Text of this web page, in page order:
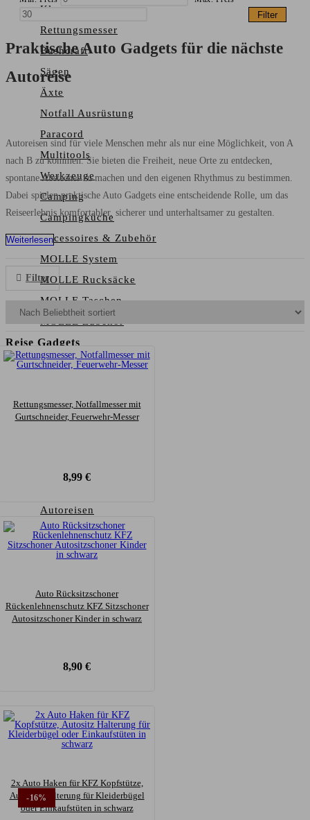
Klappmesser
Rettungsmesser
Bushcraft
Sägen
Äxte
Notfall Ausrüstung
Paracord
Multitools
Werkzeuge
Camping
Campingküche
Accessoires & Zubehör
MOLLE System
MOLLE Rucksäcke
MOLLE Taschen
Reise Gadgets
Reisekomfort
Reisezubehör
Autoreisen
Auto Gadgets
Kofferraum Zubehör
Filter
Praktische Auto Gadgets für die nächste
Autoreise
Autoreisen sind für viele Menschen mehr als nur eine Möglichkeit, von A
nach B zu kommen. Sie bieten die Freiheit, neue Orte zu entdecken,
spontane Abstecher zu machen und den eigenen Rhythmus zu bestimmen.
Dabei spielen praktische Auto Gadgets eine entscheidende Rolle, um das
Reiseerlebnis komfortabler, sicherer und unterhaltsamer zu gestalten.
Weiterlesen
Filter
Rettungsmesser, Notfallmesser mit
Gurtschneider, Feuerwehr-Messer
8,99 €
Auto Rücksitzschoner
Rückenlehnenschutz KFZ Sitzschoner
Autositzschoner Kinder in schwarz
8,90 €
-16%
2x Auto Haken für KFZ Kopfstütze,
Autositz Halterung für Kleiderbügel
oder Einkaufstüten in schwarz